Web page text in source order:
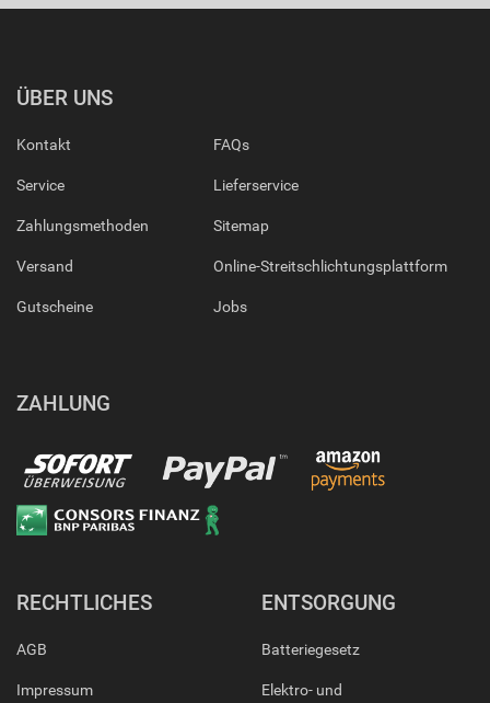
ÜBER UNS
Kontakt
Service
Zahlungsmethoden
Versand
Gutscheine
FAQs
Lieferservice
Sitemap
Online-Streitschlichtungsplattform
Jobs
ZAHLUNG
RECHTLICHES
AGB
Impressum
ENTSORGUNG
Batteriegesetz
Elektro- und